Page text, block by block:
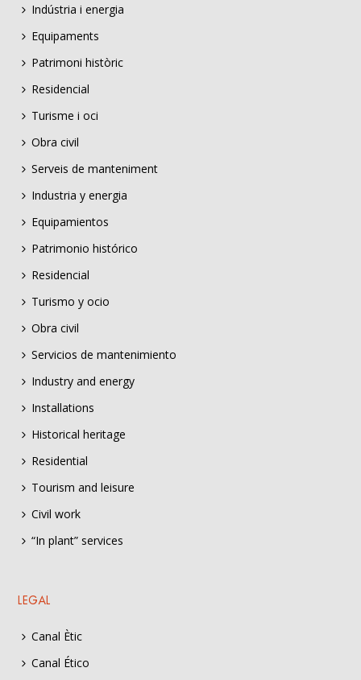
Indústria i energia
Equipaments
Patrimoni històric
Residencial
Turisme i oci
Obra civil
Serveis de manteniment
Industria y energia
Equipamientos
Patrimonio histórico
Residencial
Turismo y ocio
Obra civil
Servicios de mantenimiento
Industry and energy
Installations
Historical heritage
Residential
Tourism and leisure
Civil work
“In plant” services
LEGAL
Canal Ètic
Canal Ético